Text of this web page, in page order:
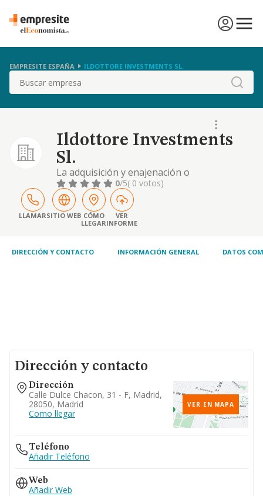
EMPRESITE ESPAÑA ILDOTTORE INVESTMENTS SL.
Buscar
Ildottore Investments
Sl.
La adquisición y enajenación o
administración, arrendamiento no financiero
y explotación de toda clase de edificios,
terrenos. viviendas, locales comerciales,
naves y bienes inmuebles en general, por
cuenta propia o ajena. la realización de
0/5( 0 votos)
LLAMARSITIO WEB CÓMO
LLEGAR
VER
INFORME
DIRECCIÓN Y CONTACTO INFORMACIÓN GENERAL DATOS
Dirección y contacto
Dirección
Calle Dulce Chacon, 31 - F, Madrid,
28050, Madrid
Como llegar
VER EN MAPA
Teléfono
Añadir Teléfono
Web
Añadir Web